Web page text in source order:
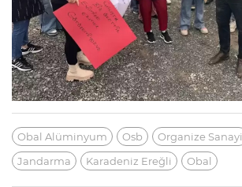
Obal Alüminyum Osb Organize Sanayi
Jandarma
Karadeniz Ereğli Obal